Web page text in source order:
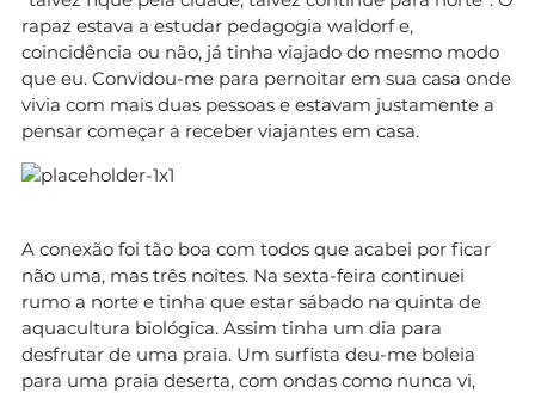
rapaz estava a estudar pedagogia waldorf e,
coincidência ou não, já tinha viajado do mesmo modo
que eu. Convidou-me para pernoitar em sua casa onde
vivia com mais duas pessoas e estavam justamente a
pensar começar a receber viajantes em casa.
A conexão foi tão boa com todos que acabei por ficar
não uma, mas três noites. Na sexta-feira continuei
rumo a norte e tinha que estar sábado na quinta de
aquacultura biológica. Assim tinha um dia para
desfrutar de uma praia. Um surfista deu-me boleia
para uma praia deserta, com ondas como nunca vi,